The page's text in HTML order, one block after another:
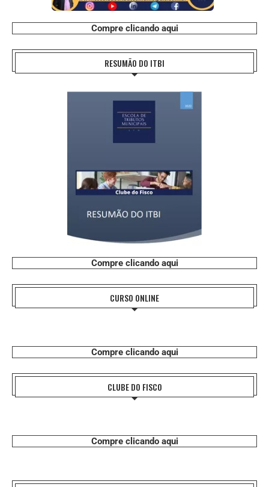
Compre clicando aqui
RESUMÃO DO ITBI
Compre clicando aqui
CURSO ONLINE
Compre clicando aqui
CLUBE DO FISCO
Compre clicando aqui